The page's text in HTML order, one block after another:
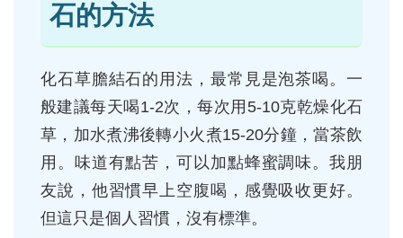
石的方法
化石草膽結石的用法，最常見是泡茶喝。一
般建議每天喝1-2次，每次用5-10克乾燥化石
草，加水煮沸後轉小火煮15-20分鐘，當茶飲
用。味道有點苦，可以加點蜂蜜調味。我朋
友說，他習慣早上空腹喝，感覺吸收更好。
但這只是個人習慣，沒有標準。